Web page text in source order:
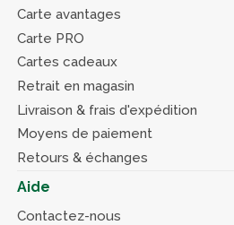
Carte avantages
Carte PRO
Cartes cadeaux
Retrait en magasin
Livraison & frais d'expédition
Moyens de paiement
Retours & échanges
Aide
Contactez-nous